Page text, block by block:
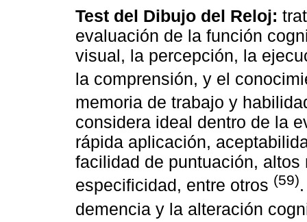
Test del Dibujo del Reloj:
evaluación de la función
visual, la percepción, la
la comprensión, y el
memoria de trabajo y
considera ideal dentro de la
rápida aplicación,
facilidad de puntuación,
especificidad, entre otros (59)
demencia y la alteración